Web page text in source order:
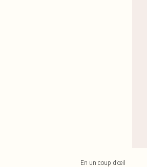
En un coup d’œil